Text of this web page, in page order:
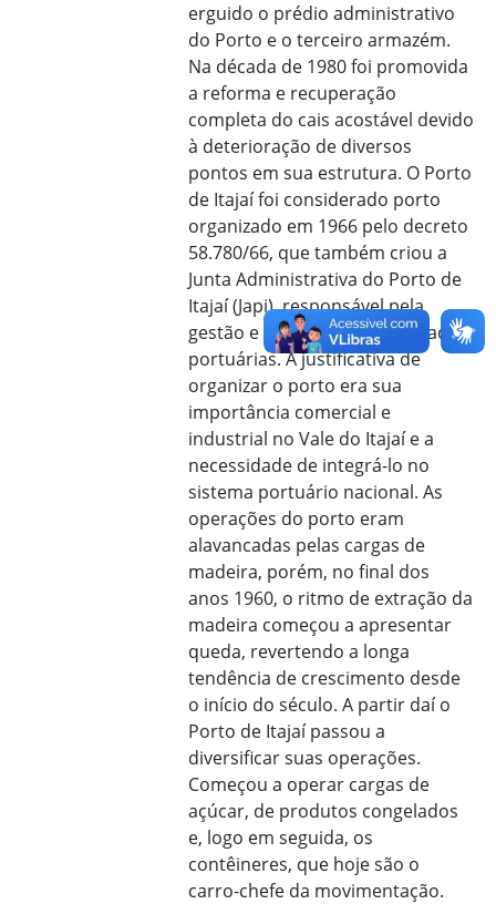
erguido o prédio administrativo
do Porto e o terceiro armazém.
Na década de 1980 foi promovida
a reforma e recuperação
completa do cais acostável devido
à deterioração de diversos
pontos em sua estrutura. O Porto
de Itajaí foi considerado porto
organizado em 1966 pelo decreto
58.780/66, que também criou a
Junta Administrativa do Porto de
Itajaí (Japi), responsável pela
gestão e operação das atividades
portuárias. A justificativa de
organizar o porto era sua
importância comercial e
industrial no Vale do Itajaí e a
necessidade de integrá-lo no
sistema portuário nacional. As
operações do porto eram
alavancadas pelas cargas de
madeira, porém, no final dos
anos 1960, o ritmo de extração da
madeira começou a apresentar
queda, revertendo a longa
tendência de crescimento desde
o início do século. A partir daí o
Porto de Itajaí passou a
diversificar suas operações.
Começou a operar cargas de
açúcar, de produtos congelados
e, logo em seguida, os
contêineres, que hoje são o
carro-chefe da movimentação.